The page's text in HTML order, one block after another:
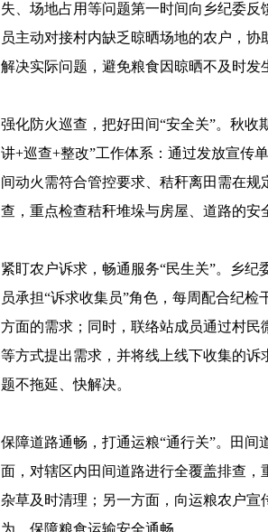
失、场地占用等问题第一时间向乡纪委
员主动对接村内缺乏晾晒场地的农户，
解决实际问题，避免粮食因晾晒不及时发
强化防火巡查，把好田间“安全关”。秋
讲+巡查+整改”工作体系：通过发放宣传
间动火需符合管控要求、秸秆离田需在
查，重点检查秸秆堆垛与房屋、道路的安
紧盯农户诉求，畅通服务“民生关”。乡
员承担“诉求收集员”角色，每周配合纪
方面的需求；同时，联络站成员通过村
等方式提出需求，并将线上线下收集的
题不拖延、快解决。
保障道路通畅，打通运粮“通行关”。田
面，对辖区内田间道路进行全覆盖排查
杂草及时清理；另一方面，向运粮农户
为，保障粮食运输安全通畅。